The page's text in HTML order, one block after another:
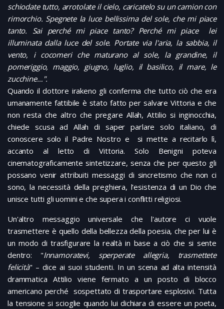
schiodate tutto, arrotolate il cielo, caricatelo su un camion con
rimorchio. Spegnete la luce bellissima del sole, che mi piace
tanto. Sai perché mi piace tanto? Perché mi piace lei
illuminata dalla luce del sole. Portate via l'aria, la sabbia, il
vento, i cocomeri che maturano al sole, la grandine, il
pomeriggio, maggio, giugno, luglio, il basilico, il mare, le
zucchine…".
Quando il dottore irakeno gli conferma che tutto ciò che era
umanamente fattibile è stato fatto per salvare Vittoria e che
non resta che altro che pregare Allah, Attilio si inginocchia,
chiede scusa ad Allah di saper parlare solo italiano, di
conoscere solo il Padre Nostro e si mette a recitarlo lì,
accanto al letto di Vittoria. Solo Benigni poteva
cinematograficamente sintetizzare, senza che per questo gli
possano venir attribuiti messaggi di sincretismo che non ci
sono, la necessità della preghiera, l'esistenza di un Dio che
unisce tutti gli uomini e che supera i conflitti religiosi.
Un'altro messaggio universale che l'autore ci vuole
trasmettere è quello della bellezza della poesia, che per lui è
un modo di trasfigurare la realtà in base a ciò che si sente
dentro: "Innamoratevi, sperperate allegria, trasmettete
felicità" – dice ai suoi studenti. In un scena ad alta intensità
drammatica Attilio viene fermato a un posto di blocco
americano perché sospettato di trasportare esplosivi. Tutta
la tensione si scioglie quando lui dichiara di essere un poeta,